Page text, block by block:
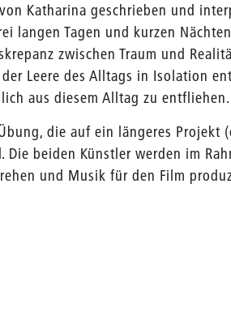
Katharina geschrieben und
langen Tagen und kurzen
zwischen Traum und
Leere des Alltags in Isolation
aus diesem Alltag zu entfliehen.
die auf ein längeres Projekt
beiden Künstler werden im
und Musik für den Film